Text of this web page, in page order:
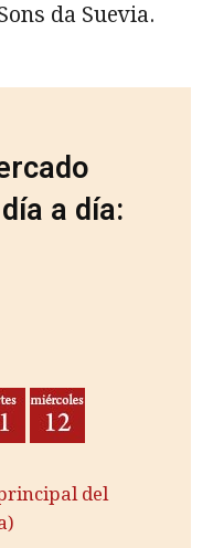
da Suevia.
a día:
del